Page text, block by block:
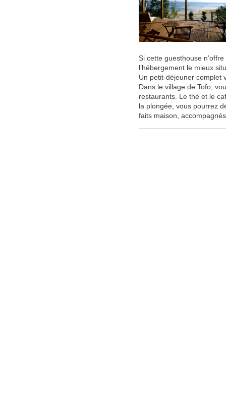
Si cette guesthouse
l’hébergement le mieux
Un petit-déjeuner complet
Dans le village de Tofo,
restaurants. Le thé et le
la plongée, vous pourrez
faits maison,